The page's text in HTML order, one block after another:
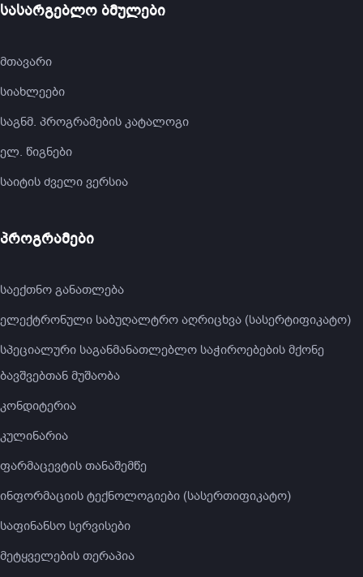
სასარგებლო ბმულები
მთავარი
სიახლეები
საგნმ. პროგრამების კატალოგი
ელ. წიგნები
საიტის ძველი ვერსია
პროგრამები
საექთნო განათლება
ელექტრონული საბუღალტრო აღრიცხვა (სასერტიფიკატო)
სპეციალური საგანმანათლებლო საჭიროებების მქონე
ბავშვებთან მუშაობა
კონდიტერია
კულინარია
ფარმაცევტის თანაშემწე
ინფორმაციის ტექნოლოგიები (სასერთიფიკატო)
საფინანსო სერვისები
მეტყველების თერაპია